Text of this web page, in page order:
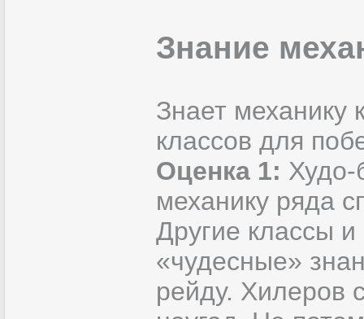
Знание
Знает механику
классов для
Оценка 1: Худо-
механику ряда
Другие классы
«чудесные»
рейду. Хилеров